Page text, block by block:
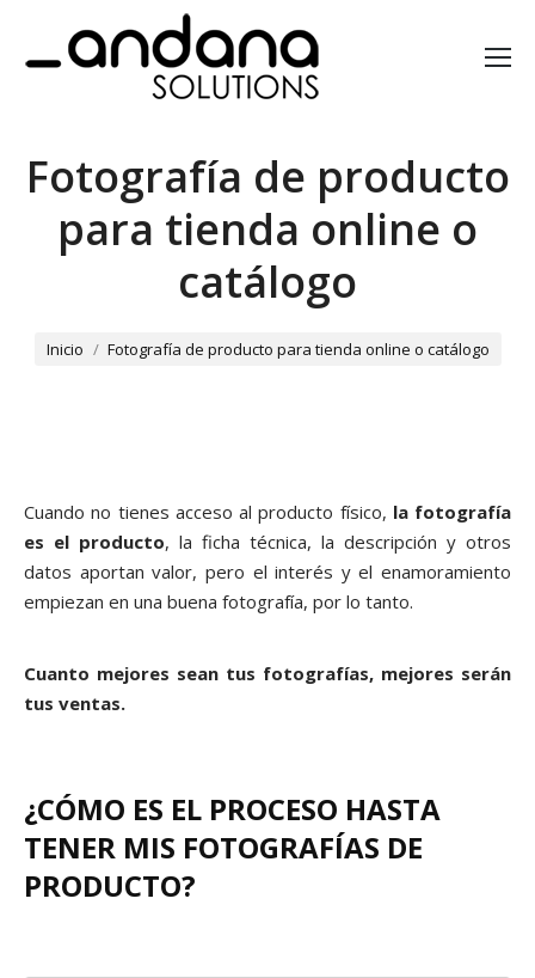
Fotografía de producto
para tienda online o
catálogo
Inicio Fotografía de producto para tienda online o catálogo
Cuando no tienes acceso al producto físico, la fotografía
es el producto, la ficha técnica, la descripción y otros
datos aportan valor, pero el interés y el enamoramiento
empiezan en una buena fotografía, por lo tanto.
Cuanto mejores sean tus fotografías, mejores serán
tus ventas.
¿CÓMO ES EL PROCESO HASTA
TENER MIS FOTOGRAFÍAS DE
PRODUCTO?